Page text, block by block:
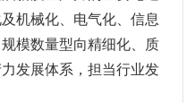
机械化、电气化、信息
模数量型向精细化、质
发展体系 ，担当行业发